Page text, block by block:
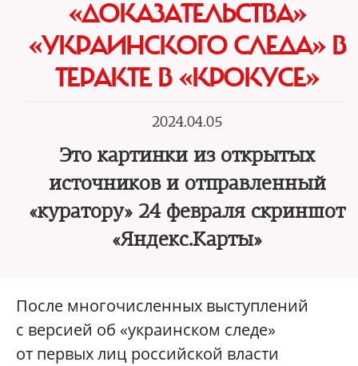
«ДОКАЗАТЕЛЬСТВА»
«УКРАИНСКОГО СЛЕДА» В
ТЕРАКТЕ В «КРОКУСЕ»
2024.04.05
Это картинки из открытых
источников и отправленный
«куратору» 24 февраля скриншот
«Яндекс.Карты»
После многочисленных выступлений
с версией об «украинском следе»
от первых лиц российской власти